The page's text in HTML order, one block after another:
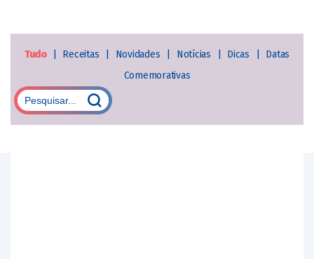
Tudo Receitas Novidades Notícias Dicas
Datas
Comemorativas